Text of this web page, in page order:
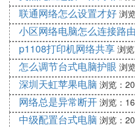
联通网络怎么设置才好 浏
小区网络电脑怎么连接路
p1108打印机网络共享 浏
怎么调节台式电脑护眼 浏
深圳天虹苹果电脑 浏览：
网络总是异常断开 浏览：
中级配置台式电脑 浏览：